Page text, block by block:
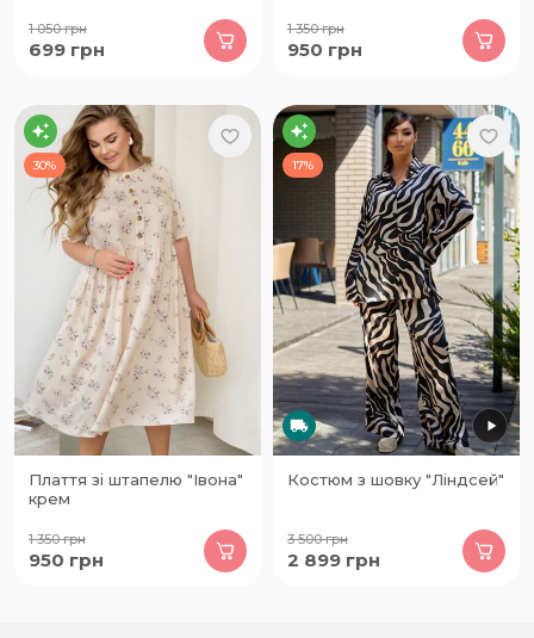
1 050грн
699 грн
1 350грн
950 грн
30%
Плаття зі штапелю "Івона"
крем
1 350грн
950 грн
17%
Костюм з шовку "Ліндсей"
3 500грн
2 899 грн